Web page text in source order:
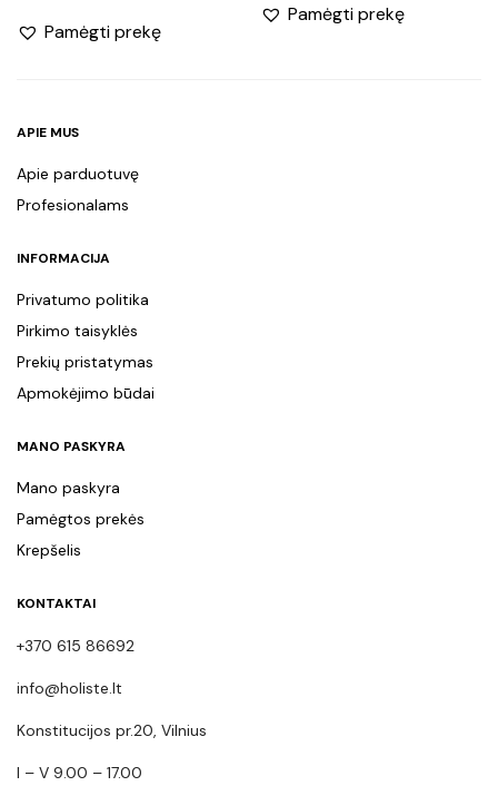
Pamėgti prekę
Pamėgti prekę
APIE MUS
Apie parduotuvę
Profesionalams
INFORMACIJA
Privatumo politika
Pirkimo taisyklės
Prekių pristatymas
Apmokėjimo būdai
MANO PASKYRA
Mano paskyra
Pamėgtos prekės
Krepšelis
KONTAKTAI
+370 615 86692
info@holiste.lt
Konstitucijos pr.20, Vilnius
I – V 9.00 – 17.00